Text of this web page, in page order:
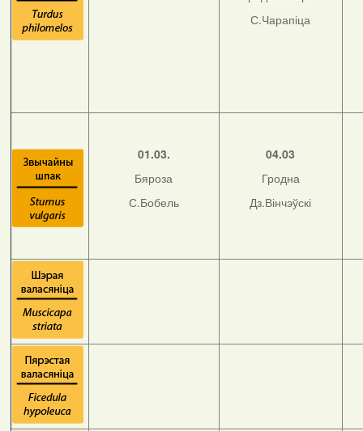
С.Чарапіца
01.03.
Бяроза
С.Бобель
04.03
Гродна
Дз.Вінчэўскі